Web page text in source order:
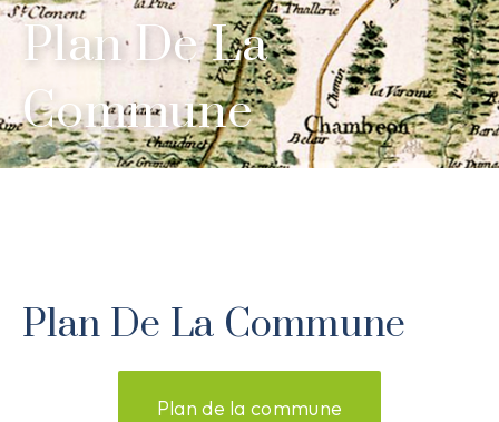
Plan De La
Commune
Plan De La Commune
Plan de la commune